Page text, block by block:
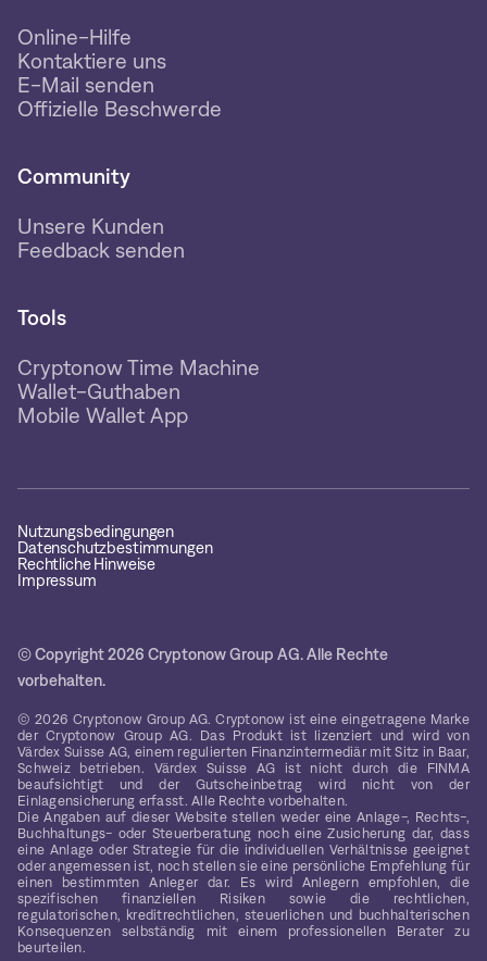
Online-Hilfe
Kontaktiere uns
E-Mail senden
Offizielle Beschwerde
Community
Unsere Kunden
Feedback senden
Tools
Cryptonow Time Machine
Wallet-Guthaben
Mobile Wallet App
Nutzungsbedingungen
Datenschutzbestimmungen
Rechtliche Hinweise
Impressum
© Copyright 2026 Cryptonow Group AG. Alle Rechte
vorbehalten.
© 2026 Cryptonow Group AG. Cryptonow ist eine eingetragene Marke
der Cryptonow Group AG. Das Produkt ist lizenziert und wird von
Värdex Suisse AG, einem regulierten Finanzintermediär mit Sitz in Baar,
Schweiz betrieben. Värdex Suisse AG ist nicht durch die FINMA
beaufsichtigt und der Gutscheinbetrag wird nicht von der
Einlagensicherung erfasst. Alle Rechte vorbehalten.
Die Angaben auf dieser Website stellen weder eine Anlage-, Rechts-,
Buchhaltungs- oder Steuerberatung noch eine Zusicherung dar, dass
eine Anlage oder Strategie für die individuellen Verhältnisse geeignet
oder angemessen ist, noch stellen sie eine persönliche Empfehlung für
einen bestimmten Anleger dar. Es wird Anlegern empfohlen, die
spezifischen finanziellen Risiken sowie die rechtlichen,
regulatorischen, kreditrechtlichen, steuerlichen und buchhalterischen
Konsequenzen selbständig mit einem professionellen Berater zu
beurteilen.